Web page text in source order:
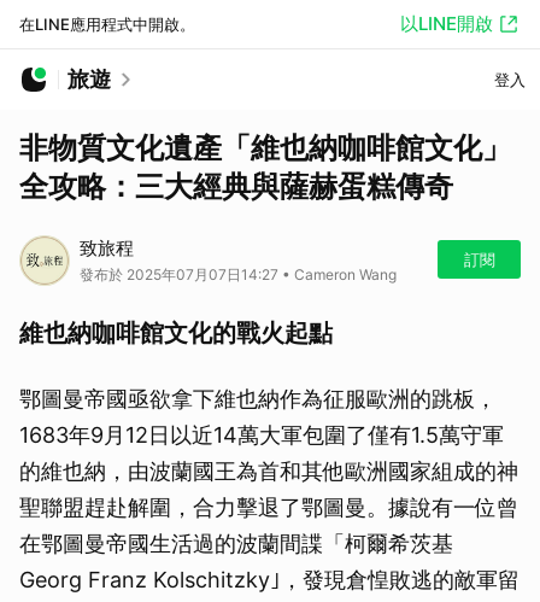
在LINE應用程式中開啟。 以LINE開啟
旅遊 登入
非物質文化遺產「維也納咖啡館文化」
全攻略：三大經典與薩赫蛋糕傳奇
致旅程
發布於 2025年07月07日14:27 • Cameron Wang
訂閱
維也納咖啡館文化的戰火起點
鄂圖曼帝國亟欲拿下維也納作為征服歐洲的跳板，
1683年9月12日以近14萬大軍包圍了僅有1.5萬守軍
的維也納，由波蘭國王為首和其他歐洲國家組成的神
聖聯盟趕赴解圍，合力擊退了鄂圖曼。據說有一位曾
在鄂圖曼帝國生活過的波蘭間諜「柯爾希茨基
Georg Franz Kolschitzky｣，發現倉惶敗逃的敵軍留